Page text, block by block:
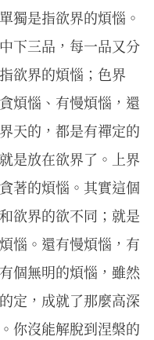
獨是指欲界的煩惱。
下三品，每一品又分
欲界的煩惱；色界
煩惱、有慢煩惱，還
天的，都是有禪定的
是放在欲界了。上界
著的煩惱。其實這個
欲界的欲不同；就是
惱。還有慢煩惱，有
個無明的煩惱，雖然
定，成就了那麼高深
你沒能解脫到涅槃的